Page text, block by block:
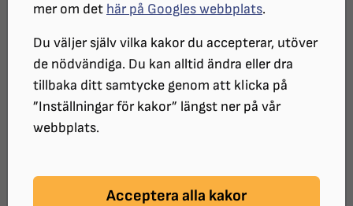
mer om det här på Googles webbplats.
Du väljer själv vilka kakor du accepterar, utöver
de nödvändiga. Du kan alltid ändra eller dra
tillbaka ditt samtycke genom att klicka på
”Inställningar för kakor” längst ner på vår
webbplats.
Acceptera alla kakor
SRF Bohusläns medlemsblad nr 2 2016
SRF Bohusläns medlemsblad nr 3 2016
UPPDATERAT: